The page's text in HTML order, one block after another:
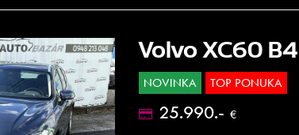
Volvo XC60
NOVINKA TOP PONUKA
25.990.- €